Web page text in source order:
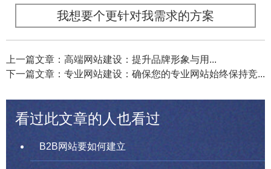
我想要个更针对我需求的方案
上一篇文章：高端网站建设：提升品牌形象与用...
下一篇文章：专业网站建设：确保您的专业网站始终保持竞...
看过此文章的人也看过
B2B网站要如何建立